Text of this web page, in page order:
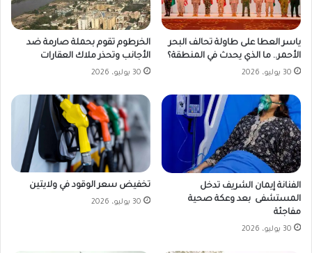
ياسر العطا على طاولة تحالف البحر
الأحمر.. ما الذي يحدث في المنطقة؟
30 يوليو، 2026
الخرطوم تقوم بحملة صارمة ضد
الأجانب وتحذر ملاك العقارات
30 يوليو، 2026
الفنانة إيمان الشريف تدخل
المستشفى بعد وعكة صحية
مفاجئة
30 يوليو، 2026
تخفيض سعر الوقود في ولايتين
30 يوليو، 2026